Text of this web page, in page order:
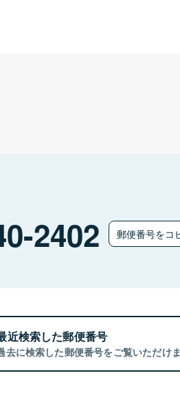
2402 郵便番号をコ
近検索した郵便番号
去に検索した郵便番号をご覧いただけま